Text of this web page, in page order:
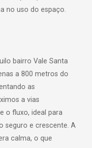
no uso do espaço.
bairro Vale Santa
a 800 metros do
as
a vias
o fluxo, ideal para
seguro e crescente. A
calma, o que